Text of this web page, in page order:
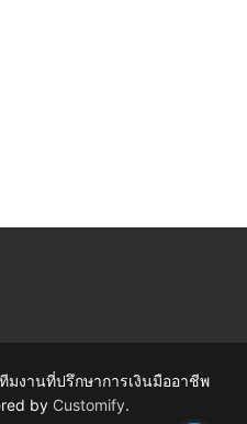
มงานที่ปรึกษาการเงินมืออาชีพ
by Customify.